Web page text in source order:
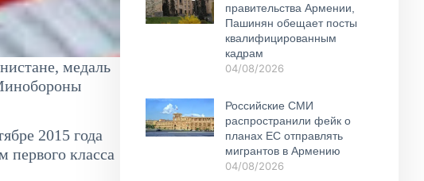
медаль
2015 года
класса
правительства Армении,
Пашинян обещает посты
квалифицированным
кадрам
04/08/2026
Российские СМИ
распространили фейк о
планах ЕС отправлять
мигрантов в Армению
04/08/2026